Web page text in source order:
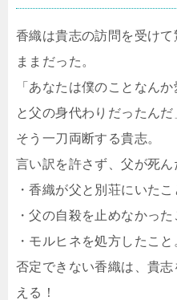
香織は貴志の訪問を受け
ままだった。
「あなたは僕のことなん
と父の身代わりだったんだ
そう一刀両断する貴志。
言い訳を許さず、父が死ん
・香織が父と別荘にいたこ
・父の自殺を止めなかった
・モルヒネを処方したこと
否定できない香織は、貴
える！